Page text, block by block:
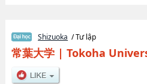
Shizuoka / Tư lập
常葉大学| Tokoha